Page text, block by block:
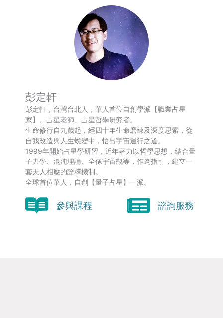
彭定軒
彭定軒，台灣台北人，華人首位自創學派【職業占星
家】、占星老師、占星哲學研究者。
生命修行自九歲起，經四十年生命磨練及深度思索，從
自我改造與人生蛻變中，悟出宇宙運行之道。
1999年開始占星學研習，近年著力以哲學思想，結合量
子力學、混沌理論、全像宇宙觀等，作為指引，建立一
套天人相應的詮釋機制。
全球首位華人，自創【量子占星】一派。
參與課程 諮詢服務